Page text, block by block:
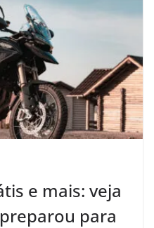
e mais: veja
para